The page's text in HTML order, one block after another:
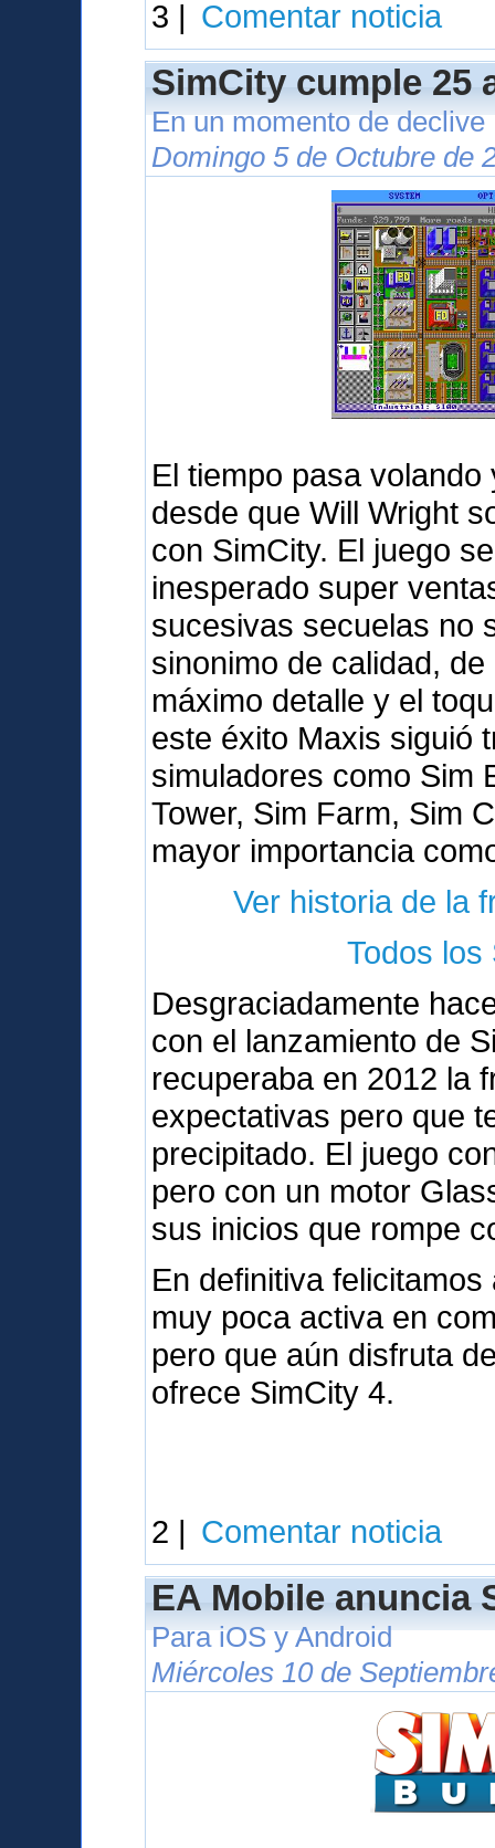
3 | Comentar noticia
SimCity cumple 25
En un momento de declive
Domingo 5 de Octubre de
El tiempo pasa
desde que Will Wright
con SimCity. El juego
inesperado super
sucesivas secuelas no
sinonimo de calidad,
máximo detalle y el
este éxito Maxis siguió
simuladores como Sim
Tower, Sim Farm, Sim
mayor importancia
Ver historia de la
Todos los
Desgraciadamente
con el lanzamiento de
recuperaba en 2012 la
expectativas pero que
precipitado. El juego
pero con un motor
sus inicios que rompe
En definitiva
muy poca activa en
pero que aún disfruta
ofrece SimCity 4.
2 | Comentar noticia
EA Mobile anuncia
Para iOS y Android
Miércoles 10 de